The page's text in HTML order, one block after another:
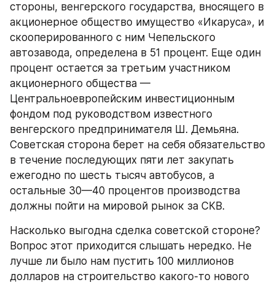
стороны, венгерского государства, вносящего в
акционерное общество имущество «Икаруса», и
скооперированного с ним Чепельского
автозавода, определена в 51 процент. Еще один
процент остается за третьим участником
акционерного общества —
Центральноевропейским инвестиционным
фондом под руководством известного
венгерского предпринимателя Ш. Демьяна.
Советская сторона берет на себя обязательство
в течение последующих пяти лет закупать
ежегодно по шесть тысяч автобусов, а
остальные 30—40 процентов производства
должны пойти на мировой рынок за СКВ.
Насколько выгодна сделка советской стороне?
Вопрос этот приходится слышать нередко. Не
лучше ли было нам пустить 100 миллионов
долларов на строительство какого-то нового